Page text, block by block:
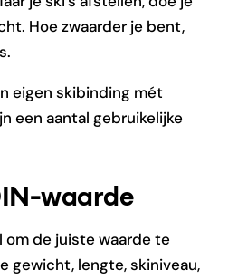
Hoe zwaarder je bent,
eigen skibinding mét
een aantal gebruikelijke
waarde
de juiste waarde te
gewicht, lengte, skiniveau,